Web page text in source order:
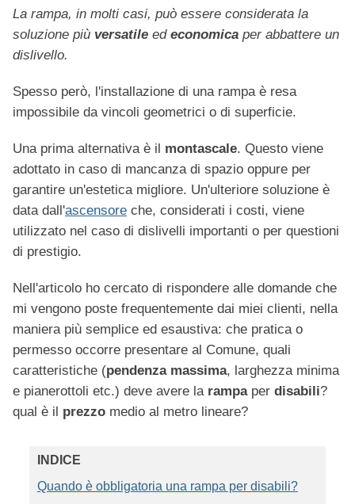
La rampa, in molti casi, può essere considerata la
soluzione più versatile edeconomica per abbattere un
dislivello.
Spesso però, l'installazione di una rampa è resa
impossibile da vincoli geometrici o di superficie.
Una prima alternativa è il montascale. Questo viene
adottato in caso di mancanza di spazio oppure per
garantire un'estetica migliore. Un'ulteriore soluzione è
data dall'ascensore che, considerati i costi, viene
utilizzato nel caso di dislivelli importanti o per questioni
di prestigio.
Nell'articolo ho cercato di rispondere alle domande che
mi vengono poste frequentemente dai miei clienti, nella
maniera più semplice ed esaustiva: che pratica o
permesso occorre presentare al Comune, quali
caratteristiche (pendenza massima, larghezza minima
e pianerottoli etc.) deve avere la rampaper disabili?
qual è il prezzo medio al metro lineare?
INDICE
Quando è obbligatoria una rampa per disabili?